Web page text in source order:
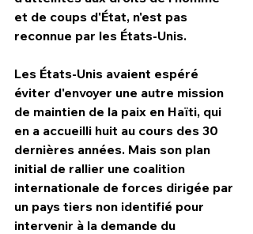
et de coups d'État, n'est pas
reconnue par les États-Unis.
Les États-Unis avaient espéré
éviter d'envoyer une autre mission
de maintien de la paix en Haïti, qui
en a accueilli huit au cours des 30
dernières années. Mais son plan
initial de rallier une coalition
internationale de forces dirigée par
un pays tiers non identifié pour
intervenir à la demande du